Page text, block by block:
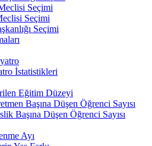
Seçimi
Seçimi
Seçimi
İstatistikleri
Eğitim Düzeyi
Başına Düşen Öğrenci Sayısı
Başına Düşen Öğrenci Sayısı
Ayı